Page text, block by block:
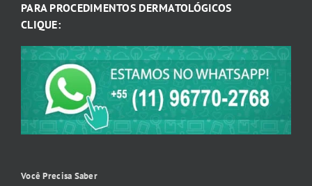
PARA PROCEDIMENTOS DERMATOLÓGICOS
CLIQUE:
Você Precisa Saber